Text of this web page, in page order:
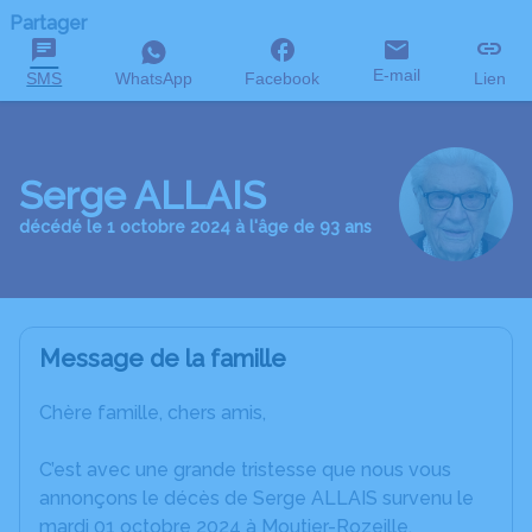
Partager
SMS WhatsApp Facebook E-mail Lien
Serge ALLAIS
décédé le 1 octobre 2024 à l'âge de 93 ans
Message de la famille
Chère famille, chers amis,
C’est avec une grande tristesse que nous vous
annonçons le décès de Serge ALLAIS survenu le
mardi 01 octobre 2024 à Moutier-Rozeille.